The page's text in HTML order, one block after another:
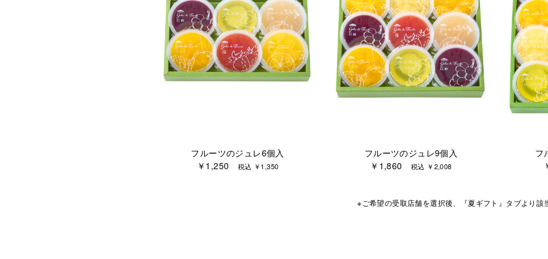
フルーツのジュレ6個入
￥1,250
税込 ￥1,350
フルーツのジュレ9個入
￥1,860税込 ￥2,008
フ
※ご希望の受取店舗を選択後、『夏ギフト』タブより 該